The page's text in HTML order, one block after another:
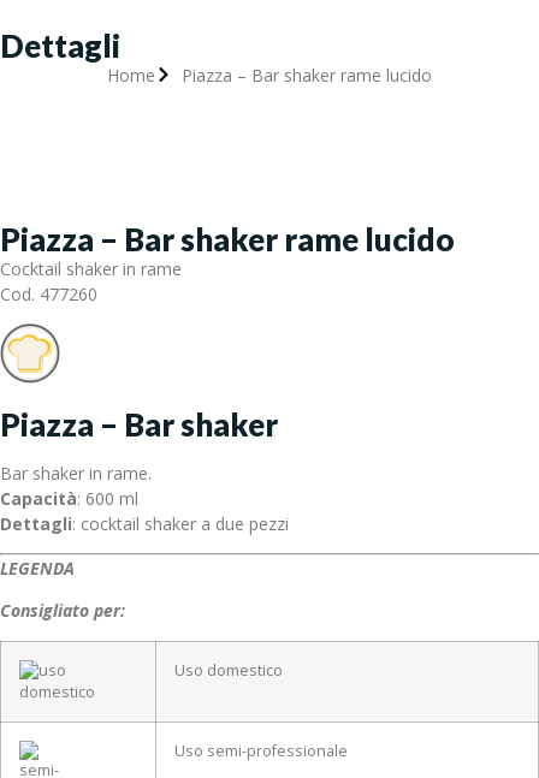
Dettagli
Home Piazza – Bar shaker rame lucido
Piazza – Bar shaker rame lucido
Cocktail shaker in rame
Cod. 477260
Piazza – Bar shaker
Bar shaker in rame.
Capacità: 600 ml
Dettagli: cocktail shaker a due pezzi
LEGENDA
Consigliato per:
Uso domestico
Uso semi-professionale